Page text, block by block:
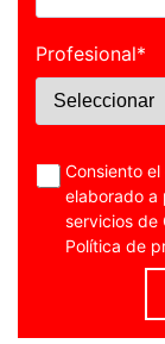
Profesional*
Consiento
elaborado a
servicios de
Política de